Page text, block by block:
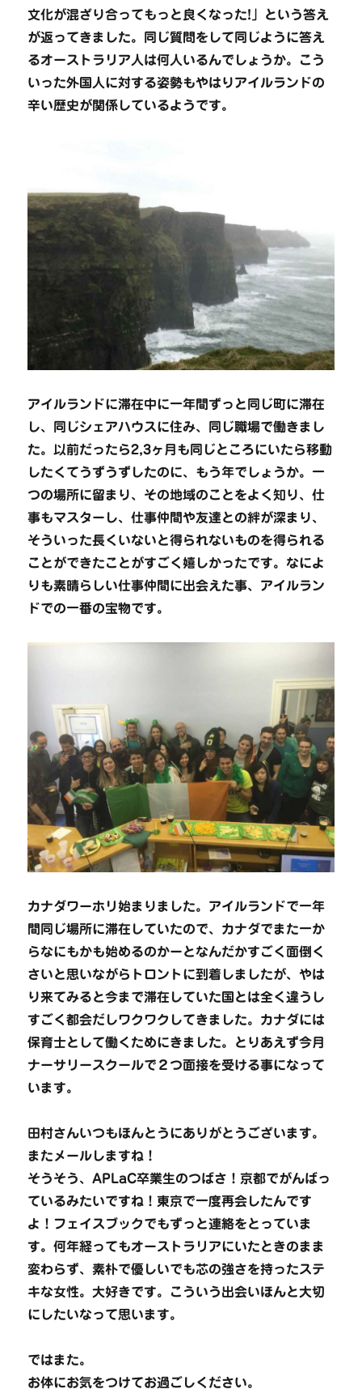
文化が混ざり合ってもっと良くなった!」という答え
が返ってきました。同じ質問をして同じように答え
るオーストラリア人は何人いるんでしょうか。こう
いった外国人に対する姿勢もやはりアイルランドの
辛い歴史が関係しているようです。
アイルランドに滞在中に一年間ずっと同じ町に滞在
し、同じシェアハウスに住み、同じ職場で働きまし
た。以前だったら2,3ヶ月も同じところにいたら移動
したくてうずうずしたのに、もう年でしょうか。一
つの場所に留まり、その地域のことをよく知り、仕
事もマスターし、仕事仲間や友達との絆が深まり、
そういった長くいないと得られないものを得られる
ことができたことがすごく嬉しかったです。なによ
りも素晴らしい仕事仲間に出会えた事、アイルラン
ドでの一番の宝物です。
カナダワーホリ始まりました。アイルランドで一年
間同じ場所に滞在していたので、カナダでまた一か
らなにもかも始めるのかーとなんだかすごく面倒く
さいと思いながらトロントに到着しましたが、やは
り来てみると今まで滞在していた国とは全く違うし
すごく都会だしワクワクしてきました。カナダには
保育士として働くためにきました。とりあえず今月
ナーサリースクールで２つ面接を受ける事になって
います。
田村さんいつもほんとうにありがとうございます。
またメールしますね！
そうそう、APLaC卒業生のつばさ！京都でがんばっ
ているみたいですね！東京で一度再会したんです
よ！フェイスブックでもずっと連絡をとっていま
す。何年経ってもオーストラリアにいたときのまま
変わらず、素朴で優しいでも芯の強さを持ったステ
キな女性。大好きです。こういう出会いほんと大切
にしたいなって思います。
ではまた。
お体にお気をつけてお過ごしください。